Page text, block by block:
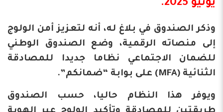
يونيو 2025.
وذكر الصندوق في بلاغ له، أنه لتعزيز أمن الولوج
إلى منصاته الرقمية، وضع الصندوق الوطني
للضمان الاجتماعي نظاما جديدا للمصادقة
الثنائية (MFA) على بوابة “ضمانكم”.
ويوفر هذا النظام حاليا، حسب الصندوق